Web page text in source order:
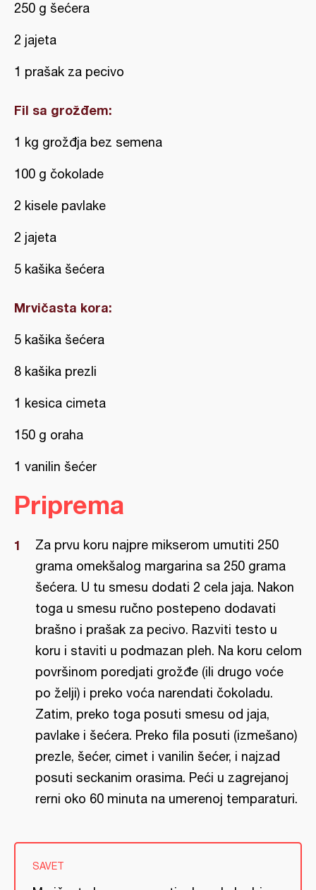
250 g šećera
2 jajeta
1 prašak za pecivo
Fil sa grožđem:
1 kg grožđja bez semena
100 g čokolade
2 kisele pavlake
2 jajeta
5 kašika šećera
Mrvičasta kora:
5 kašika šećera
8 kašika prezli
1 kesica cimeta
150 g oraha
1 vanilin šećer
Priprema
Za prvu koru najpre mikserom umutiti 250
grama omekšalog margarina sa 250 grama
šećera. U tu smesu dodati 2 cela jaja. Nakon
toga u smesu ručno postepeno dodavati
brašno i prašak za pecivo. Razviti testo u
koru i staviti u podmazan pleh. Na koru celom
površinom poredjati grožđe (ili drugo voće
po želji) i preko voća narendati čokoladu.
Zatim, preko toga posuti smesu od jaja,
pavlake i šećera. Preko fila posuti (izmešano)
prezle, šećer, cimet i vanilin šećer, i najzad
posuti seckanim orasima. Peći u zagrejanoj
rerni oko 60 minuta na umerenoj temparaturi.
SAVET